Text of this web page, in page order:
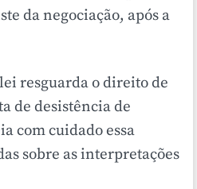
da negociação, após a
resguarda o direito de
de desistência de
com cuidado essa
sobre as interpretações